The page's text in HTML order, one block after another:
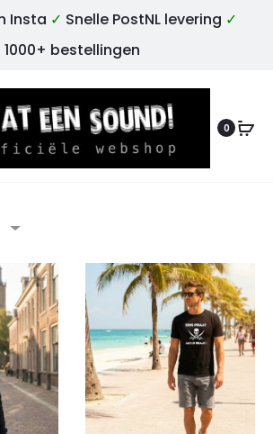
Insta ✓ Snelle PostNL levering ✓
1000+ bestellingen
0